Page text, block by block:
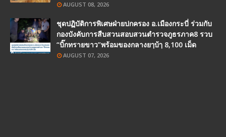
AUGUST 08, 2026
ชุดปฏิบัติการพิเศษฝ่ายปกครอง อ.เมืองกระบี่ ร่วมกับ
กองบังคับการสืบสวนสอบสวนตำรวจภูธรภาค8 รวบ
“บิ๊กทรายขาว”พร้อมของกลางยๅบ้ๅ 8,100 เม็ด
AUGUST 07, 2026